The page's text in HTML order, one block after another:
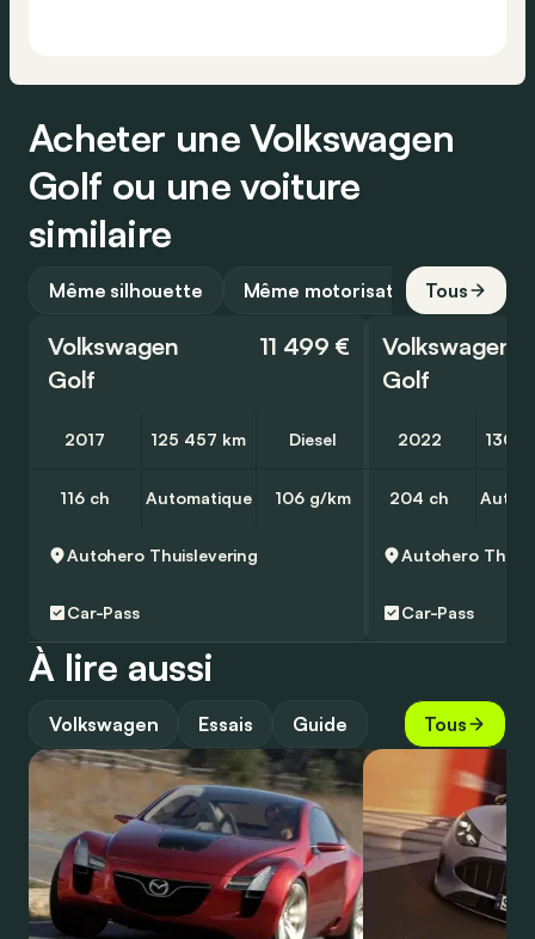
Acheter une Volkswagen
Golf ou une voiture
similaire
Même silhouette Même motorisation Tous
Volkswagen
Golf
11 499 €
2017 125 457 km Diesel
116 ch Automatique 106 g/km
Autohero Thuislevering
Car-Pass
Volkswagen
Golf
2022 130
204 ch
Autohero
Car-Pass
À lire aussi
Volkswagen Essais Guide Tous